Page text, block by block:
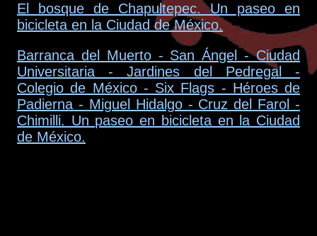
El bosque de Chapultepec. Un paseo en
bicicleta en la Ciudad de México.
Barranca del Muerto - San Ángel - Ciudad
Universitaria - Jardines del Pedregal -
Colegio de México - Six Flags - Héroes de
Padierna - Miguel Hidalgo - Cruz del Farol -
Chimilli. Un paseo en bicicleta en la Ciudad
de México.